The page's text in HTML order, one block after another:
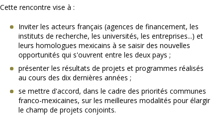
Cette rencontre vise à :
Inviter les acteurs français (agences de financement, les
instituts de recherche, les universités, les entreprises...) et
leurs homologues mexicains à se saisir des nouvelles
opportunités qui s'ouvrent entre les deux pays ;
présenter les résultats de projets et programmes réalisés
au cours des dix dernières années ;
se mettre d'accord, dans le cadre des priorités communes
franco-mexicaines, sur les meilleures modalités pour élargir
le champ de projets conjoints.